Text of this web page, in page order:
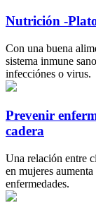
Nutrición -
Con una buena
sistema inmune
infecciónes o virus.
Prevenir
cadera
Una relación entre
en mujeres
enfermedades.